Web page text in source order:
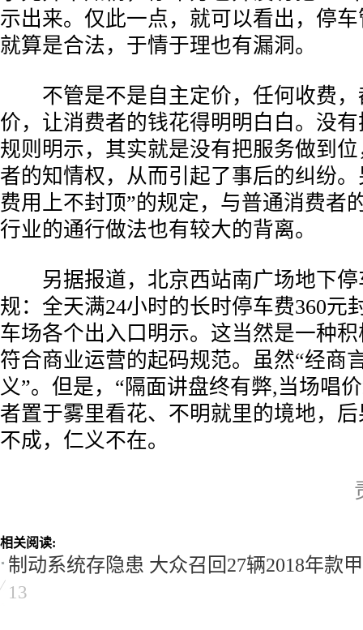
示出来。仅此一点，就可以看出，停
就算是合法，于情于理也有漏洞。
不管是不是自主定价，任何收费，
价，让消费者的钱花得明明白白。没
规则明示，其实就是没有把服务做到
者的知情权，从而引起了事后的纠纷
费用上不封顶”的规定，与普通消费者
行业的通行做法也有较大的背离。
另据报道，北京西站南广场地下停
规：全天满24小时的长时停车费360元
车场各个出入口明示。这当然是一种
符合商业运营的起码规范。虽然“经商
义”。但是，“隔面讲盘终有弊,当场唱
者置于雾里看花、不明就里的境地，
不成，仁义不在。
相关阅读:
制动系统存隐患 大众召回27辆2018年款
13